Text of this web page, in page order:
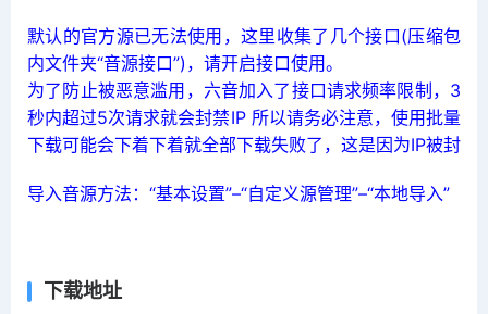
默认的官方源已无法使用，这里收集了几个接口(压缩包
内文件夹“音源接口”)，请开启接口使用。
为了防止被恶意滥用，六音加入了接口请求频率限制，3
秒内超过5次请求就会封禁IP 所以请务必注意，使用批量
下载可能会下着下着就全部下载失败了，这是因为IP被封
导入音源方法：“基本设置”–“自定义源管理”–“本地导入”
下载地址